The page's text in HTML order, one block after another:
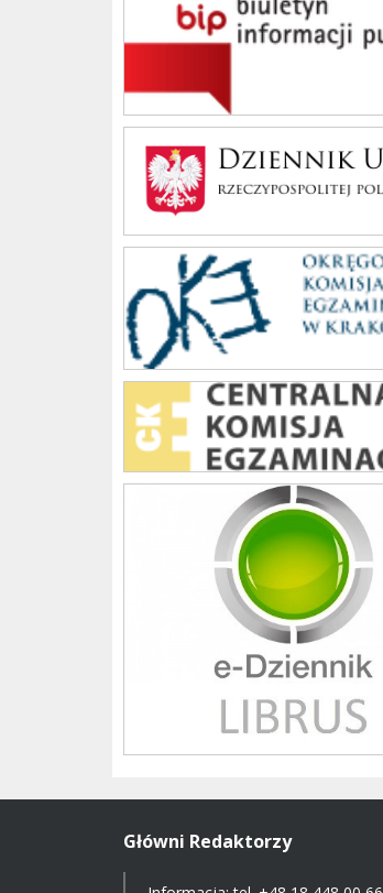
Dziennik Polski
oke_krakow
cke
Librus szkoła
Główni Redaktorzy